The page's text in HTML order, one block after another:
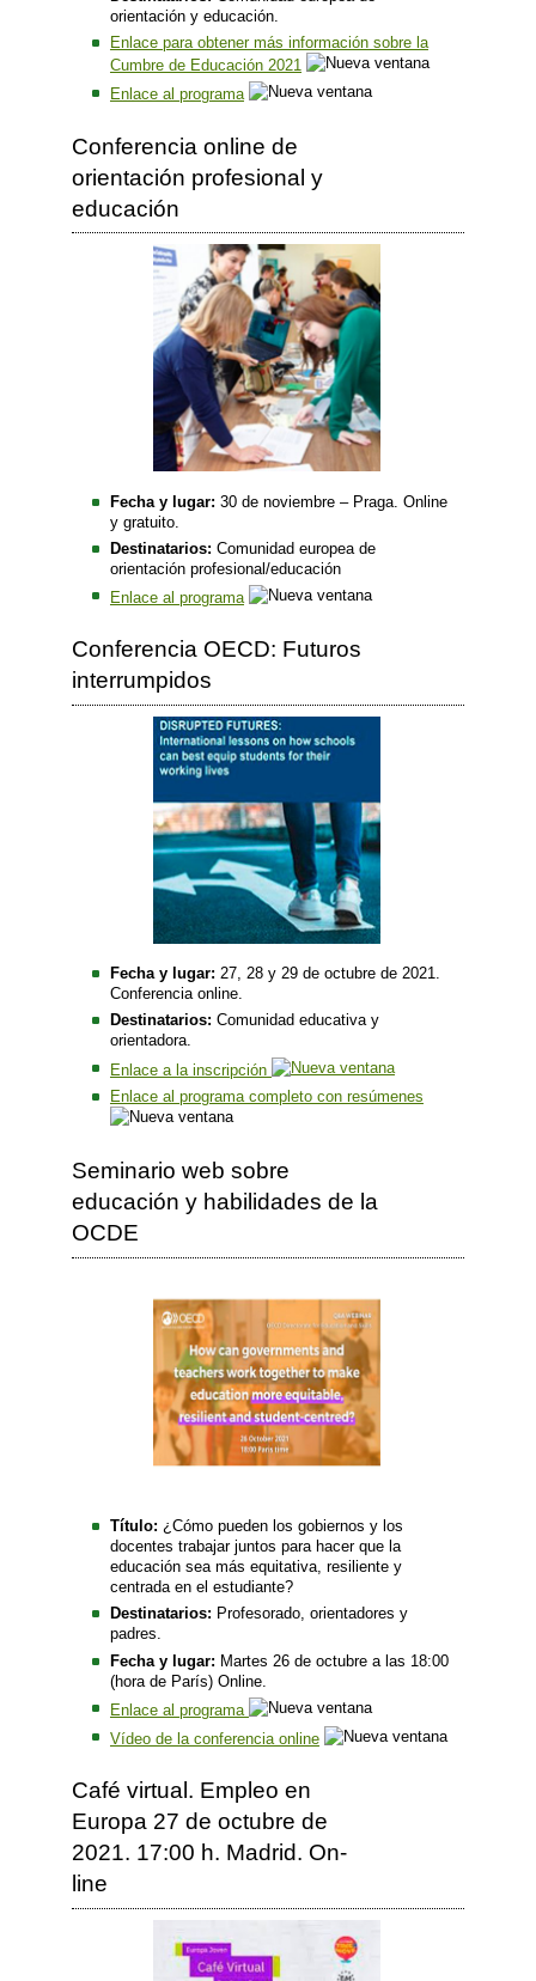
orientación y educación.
Enlace para obtener más información sobre la
Cumbre de Educación 2021
Enlace al programa
Conferencia online de
orientación profesional y
educación
Fecha y lugar: 30 de noviembre – Praga. Online
y gratuito.
Destinatarios: Comunidad europea de
orientación profesional/educación
Enlace al programa
Conferencia OECD: Futuros
interrumpidos
Fecha y lugar: 27, 28 y 29 de octubre de 2021.
Conferencia online.
Destinatarios: Comunidad educativa y
orientadora.
Enlace a la inscripción
Enlace al programa completo con resúmenes
Seminario web sobre
educación y habilidades de la
OCDE
Título: ¿Cómo pueden los gobiernos y los
docentes trabajar juntos para hacer que la
educación sea más equitativa, resiliente y
centrada en el estudiante?
Destinatarios: Profesorado, orientadores y
padres.
Fecha y lugar: Martes 26 de octubre a las 18:00
(hora de París) Online.
Enlace al programa
Vídeo de la conferencia online
Café virtual. Empleo en
Europa 27 de octubre de
2021. 17:00 h. Madrid. On-
line